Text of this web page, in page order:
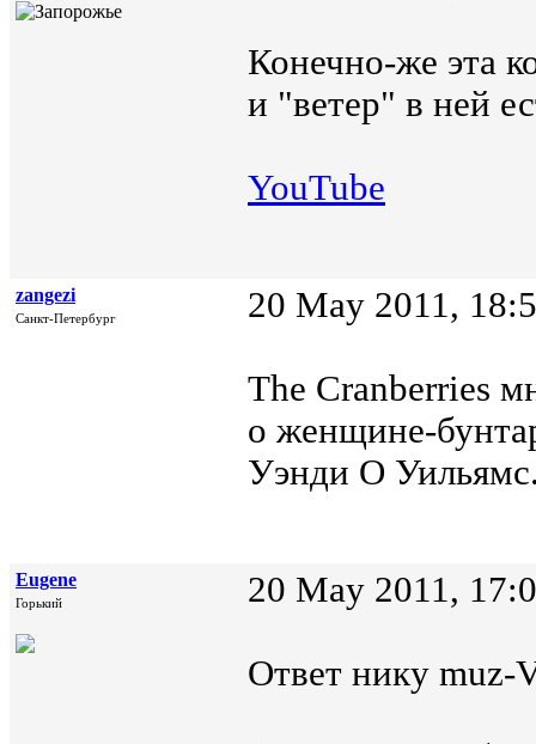
Конечно-же эта
и "ветер" в ней
YouTube
zangezi
Санкт-Петербург 20 May 2011,
Тhe Cranberries
о женщине-
Уэнди О
Eugene
Горький 20 May 2011,
Ответ нику muz-